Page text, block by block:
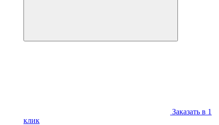
Заказать в 1
клик